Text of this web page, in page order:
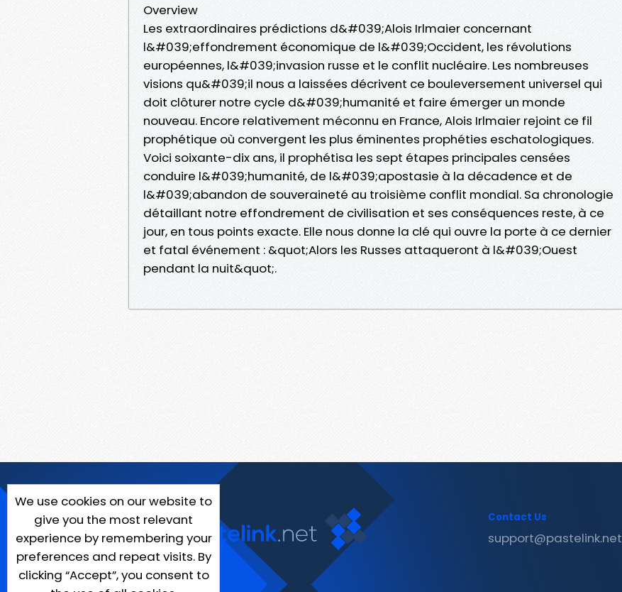
Overview
Les extraordinaires prédictions d&#039;Alois Irlmaier concernant
l&#039;effondrement économique de l&#039;Occident, les révolutions
européennes, l&#039;invasion russe et le conflit nucléaire. Les nombreuses
visions qu&#039;il nous a laissées décrivent ce bouleversement universel qui
doit clôturer notre cycle d&#039;humanité et faire émerger un monde
nouveau. Encore relativement méconnu en France, Alois Irlmaier rejoint ce fil
prophétique où convergent les plus éminentes prophéties eschatologiques.
Voici soixante-dix ans, il prophétisa les sept étapes principales censées
conduire l&#039;humanité, de l&#039;apostasie à la décadence et de
l&#039;abandon de souveraineté au troisième conflit mondial. Sa chronologie
détaillant notre effondrement de civilisation et ses conséquences reste, à ce
jour, en tous points exacte. Elle nous donne la clé qui ouvre la porte à ce dernier
et fatal événement : &quot;Alors les Russes attaqueront à l&#039;Ouest
pendant la nuit&quot;.
We use cookies on our website to
give you the most relevant
experience by remembering your
preferences and repeat visits. By
clicking “Accept”, you consent to
Contact Us
support@pastelink.net